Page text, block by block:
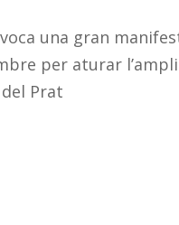
una gran
per aturar
Prat